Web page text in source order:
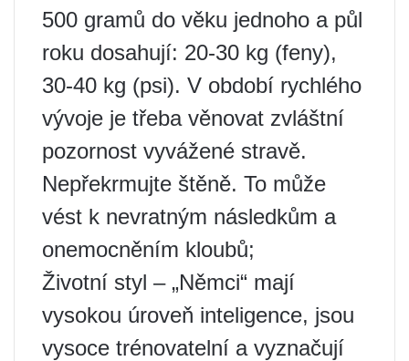
500 gramů do věku jednoho a půl
roku dosahují: 20-30 kg (feny),
30-40 kg (psi). V období rychlého
vývoje je třeba věnovat zvláštní
pozornost vyvážené stravě.
Nepřekrmujte štěně. To může
vést k nevratným následkům a
onemocněním kloubů;
Životní styl – „Němci“ mají
vysokou úroveň inteligence, jsou
vysoce trénovatelní a vyznačují